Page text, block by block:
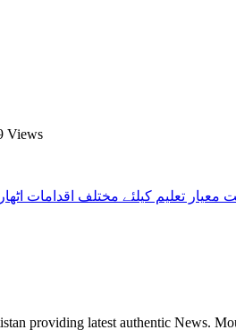
Views
معیار تعلیم کیلئے مختلف اقدامات
providing latest authentic News.